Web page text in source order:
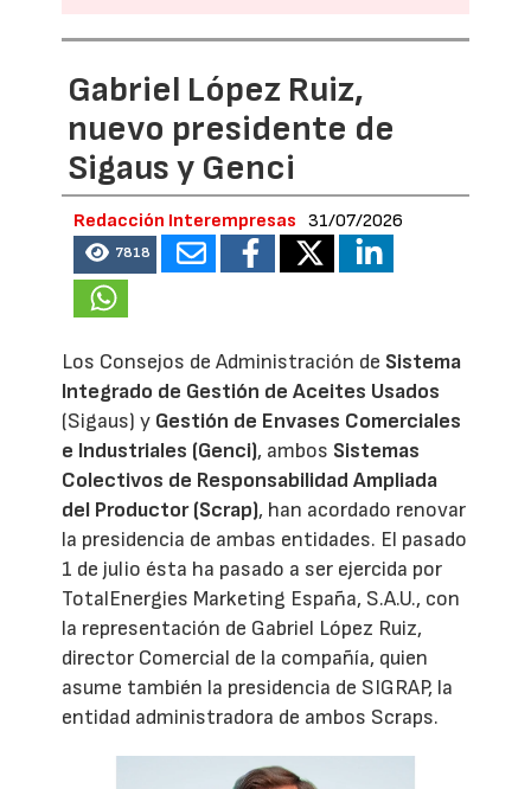
Gabriel López Ruiz,
nuevo presidente de
Sigaus y Genci
Redacción Interempresas 31/07/2026
7818
Los Consejos de Administración de Sistema
Integrado de Gestión de Aceites Usados
(Sigaus) y Gestión de Envases Comerciales
e Industriales (Genci), ambos Sistemas
Colectivos de Responsabilidad Ampliada
del Productor (Scrap), han acordado renovar
la presidencia de ambas entidades. El pasado
1 de julio ésta ha pasado a ser ejercida por
TotalEnergies Marketing España, S.A.U., con
la representación de Gabriel López Ruiz,
director Comercial de la compañía, quien
asume también la presidencia de SIGRAP, la
entidad administradora de ambos Scraps.